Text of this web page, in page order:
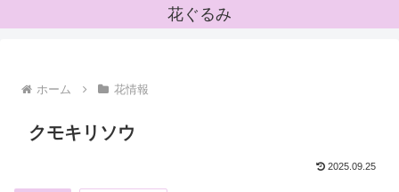
花ぐるみ
ホーム 花情報
クモキリソウ
2025.09.25